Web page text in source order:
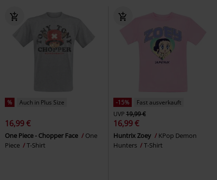
% Auch in Plus Size
16,99 €
One Piece - Chopper Face
One
Piece
T-Shirt
-15%
Fast ausverkauft
UVP19,99 €
16,99 €
Huntrix Zoey
KPop Demon
Hunters
T-Shirt